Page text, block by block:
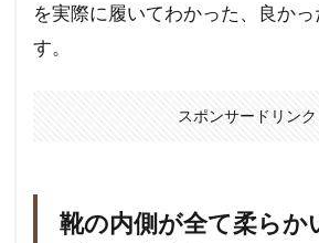
を実際に履いてわかった、良か
す。
スポンサードリンク
靴の内側が全て柔らか